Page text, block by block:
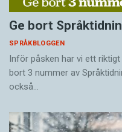
Ge bort
SPRÅKBLOGGEN
Inför påsken har vi ett
bort 3 nummer av
också…